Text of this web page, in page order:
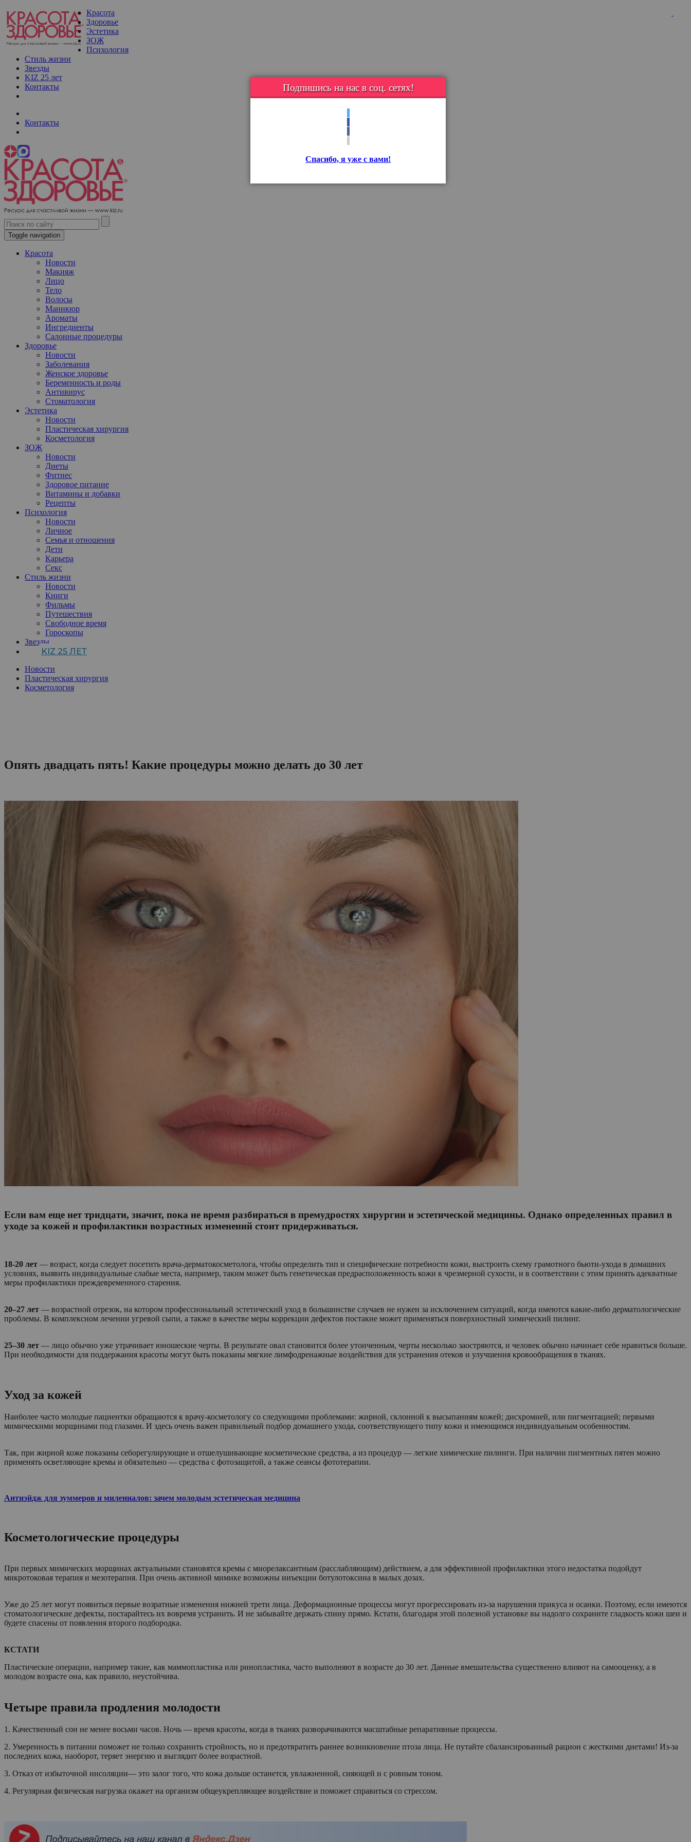
Красота
Здоровье
Эстетика
ЗОЖ
Психология
Стиль жизни
Звезды
KIZ 25 лет
Контакты
Контакты
Toggle navigation
Красота
Новости
Макияж
Лицо
Тело
Волосы
Маникюр
Ароматы
Ингредиенты
Салонные процедуры
Здоровье
Новости
Заболевания
Женское здоровье
Беременность и роды
Антивирус
Стоматология
Эстетика
Новости
Пластическая хирургия
Косметология
ЗОЖ
Новости
Диеты
Фитнес
Здоровое питание
Витамины и добавки
Рецепты
Психология
Новости
Личное
Семья и отношения
Дети
Карьера
Секс
Стиль жизни
Новости
Книги
Фильмы
Путешествия
Свободное время
Гороскопы
Звезды
KIZ 25 ЛЕТ
Новости
Пластическая хирургия
Косметология
Подпишись на нас в соц. сетях!
Спасибо, я уже с вами!
Опять двадцать пять! Какие процедуры можно делать до 30 лет
Если вам еще нет тридцати, значит, пока не время разбираться в премудростях хирургии и эстетической медицины. Однако определенных правил в
уходе за кожей и профилактики возрастных изменений стоит придерживаться.
18-20 лет — возраст, когда следует посетить врача-дерматокосметолога, чтобы определить тип и специфические потребности кожи, выстроить схему грамотного бьюти-ухода в домашних
условиях, выявить индивидуальные слабые места, например, таким может быть генетическая предрасположенность кожи к чрезмерной сухости, и в соответствии с этим принять адекватные
меры профилактики преждевременного старения.
20–27 лет — возрастной отрезок, на котором профессиональный эстетический уход в большинстве случаев не нужен за исключением ситуаций, когда имеются какие-либо дерматологические
проблемы. В комплексном лечении угревой сыпи, а также в качестве меры коррекции дефектов постакне может применяться поверхностный химический пилинг.
25–30 лет — лицо обычно уже утрачивает юношеские черты. В результате овал становится более утонченным, черты несколько заостряются, и человек обычно начинает себе нравиться больше.
При необходимости для поддержания красоты могут быть показаны мягкие лимфодренажные воздействия для устранения отеков и улучшения кровообращения в тканях.
Уход за кожей
Наиболее часто молодые пациентки обращаются к врачу-косметологу со следующими проблемами: жирной, склонной к высыпаниям кожей; дисхромией, или пигментацией; первыми
мимическими морщинами под глазами. И здесь очень важен правильный подбор домашнего ухода, соответствующего типу кожи и имеющимся индивидуальным особенностям.
Так, при жирной коже показаны себорегулирующие и отшелушивающие косметические средства, а из процедур — легкие химические пилинги. При наличии пигментных пятен можно
применять осветляющие кремы и обязательно — средства с фотозащитой, а также сеансы фототерапии.
Антиэйдж для зуммеров и милениалов: зачем молодым эстетическая медицина
Косметологические процедуры
При первых мимических морщинах актуальными становятся кремы с миорелаксантным (расслабляющим) действием, а для эффективной профилактики этого недостатка подойдут
микротоковая терапия и мезотерапия. При очень активной мимике возможны инъекции ботулотоксина в малых дозах.
Уже до 25 лет могут появиться первые возратные изменения нижней трети лица. Деформационные процессы могут прогрессировать из-за нарушения прикуса и осанки. Поэтому, если имеются
стоматологические дефекты, постарайтесь их вовремя устранить. И не забывайте держать спину прямо. Кстати, благодаря этой полезной установке вы надолго сохраните гладкость кожи шеи и
будете спасены от появления второго подбородка.
КСТАТИ
Пластические операции, например такие, как маммопластика или ринопластика, часто выполняют в возрасте до 30 лет. Данные вмешательства существенно влияют на самооценку, а в
молодом возрасте она, как правило, неустойчива.
Четыре правила продления молодости
1. Качественный сон не менее восьми часов. Ночь — время красоты, когда в тканях разворачиваются масштабные репаративные процессы.
2. Умеренность в питании поможет не только сохранить стройность, но и предотвратить раннее возникновение птоза лица. Не путайте сбалансированный рацион с жесткими диетами! Из-за
последних кожа, наоборот, теряет энергию и выглядит более возрастной.
3. Отказ от избыточной инсоляции— это залог того, что кожа дольше останется, увлажненной, сияющей и с ровным тоном.
4. Регулярная физическая нагрузка окажет на организм общеукрепляющее воздействие и поможет справиться со стрессом.